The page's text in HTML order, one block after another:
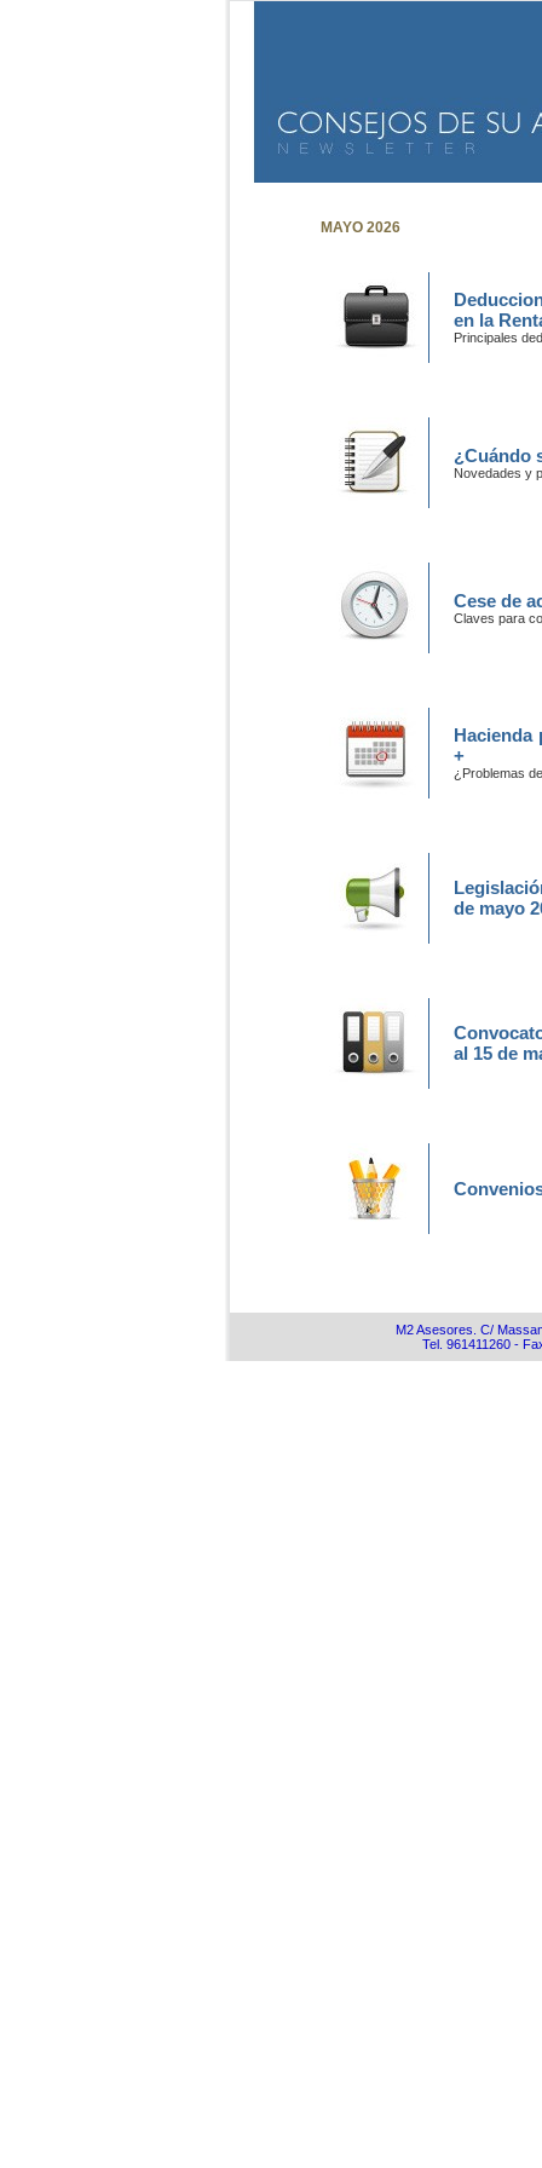
MAYO 2026
en la
Principales
¿Cuándo
Novedades y
Cese de
Claves para
Hacienda
+
¿Problemas
de mayo
al 15 de
M2 Asesores. C/
Tel. 961411260 -